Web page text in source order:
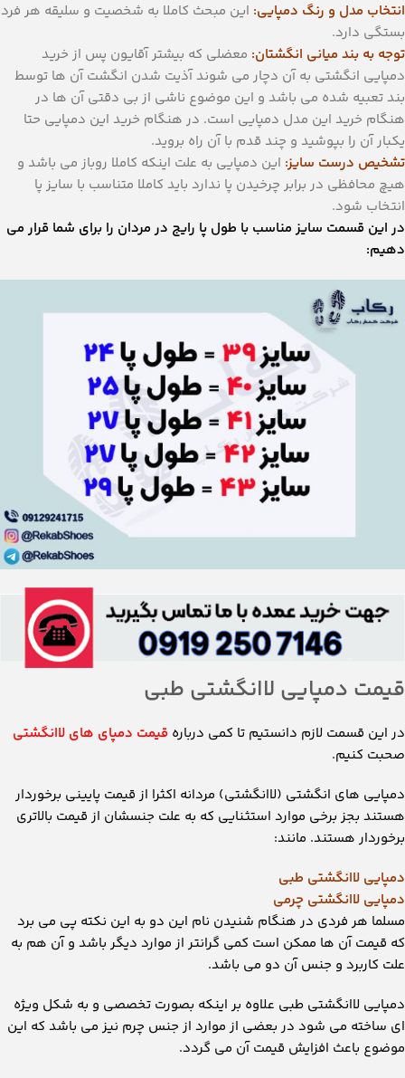
انتخاب مدل و رنگ دمپایی: این مبحث کاملا به شخصیت و سلیقه هر فرد
بستگی دارد.
توجه به بند میانی انگشتان: معضلی که بیشتر آقایون پس از خرید
دمپایی انگشتی به آن دچار می شوند آذیت شدن انگشت آن ها توسط
بند تعبیه شده می باشد و این موضوع ناشی از بی دقتی آن ها در
هنگام خرید این مدل دمپایی است. در هنگام خرید این دمپایی حتا
یکبار آن را بپوشید و چند قدم با آن راه بروید.
تشخیص درست سایز: این دمپایی به علت اینکه کاملا روباز می باشد و
هیچ محافظی در برابر چرخیدن پا ندارد باید کاملا متناسب با سایز پا
انتخاب شود.
در این قسمت سایز مناسب با طول پا رایج در مردان را برای شما قرار می
دهیم:
قیمت دمپایی لاانگشتی طبی
در این قسمت لازم دانستیم تا کمی درباره قیمت دمپای های لاانگشتی
صحبت کنیم.
دمپایی های انگشتی (لاانگشتی) مردانه اکثرا از قیمت پایینی برخوردار
هستند بجز برخی موارد استثنایی که به علت جنسشان از قیمت بالاتری
برخوردار هستند. مانند:
دمپایی لاانگشتی طبی
دمپایی لاانگشتی چرمی
مسلما هر فردی در هنگام شنیدن نام این دو به این نکته پی می برد
که قیمت آن ها ممکن است کمی گرانتر از موارد دیگر باشد و آن هم به
علت کاربرد و جنس آن دو می باشد.
دمپایی لاانگشتی طبی علاوه بر اینکه بصورت تخصصی و به شکل ویژه
ای ساخته می شود در بعضی از موارد از جنس چرم نیز می باشد که این
موضوع باعث افزایش قیمت آن می گردد.